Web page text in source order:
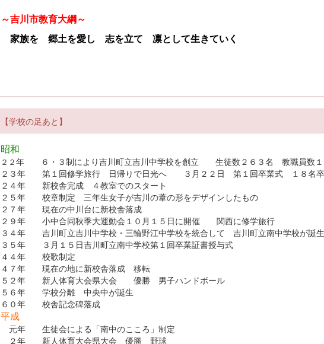
～吉川市教育大綱～
家族を 郷土を愛し 志を立て 凛として生きていく
【学校の足あと】
昭和
２２年 ６・３制により吉川町立吉川中学校を創立 生徒数２６３名 教
２３年 第１回修学旅行 日帰りで日光へ ３月２２日 第１回卒業式 １８名
２４年 新校舎完成 ４教室でのスタート
２５年 校章制定 三年生女子が吉川の葦の形をデザインしたもの
２７年 現在の中川台に新校舎落成
２９年 小中合同秋季大運動会１０月１５日に開催 関西に修学旅行
３４年 吉川町立吉川中学校・三輪野江中学校を統合して 吉川町立南中学
３５年 ３月１５日吉川町立南中学校第１回卒業証書授与式
４４年 校歌制定
４７年 現在の地に新校舎落成 移転
５２年 新人体育大会県大会 優勝 男子ハンドボール
５６年 学校分離 中央中が誕生
６０年 校舎記念碑落成
平成
元年 生徒会による「南中のこころ」制定
２年 新人体育大会県大会 優勝 野球